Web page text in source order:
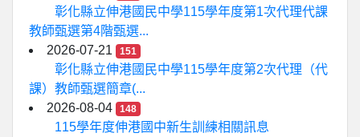
彰化縣立伸港國民中學115學年度第1次代理代課
教師甄選第4階甄選...
2026-07-21
151
彰化縣立伸港國民中學115學年度第2次代理（代
課）教師甄選簡章(...
2026-08-04
148
115學年度伸港國中新生訓練相關訊息